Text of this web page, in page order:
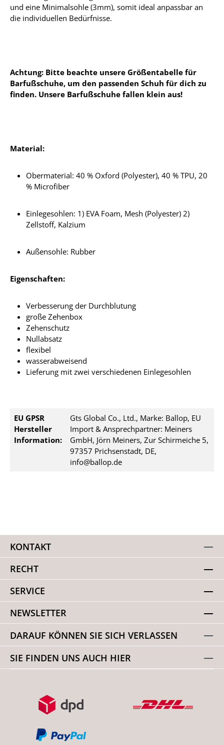
und eine Minimalsohle (3mm), somit ideal anpassbar an
die individuellen Bedürfnisse.
Achtung: Bitte beachte unsere Größentabelle für
Barfußschuhe, um den passenden Schuh für dich zu
finden. Unsere Barfußschuhe fallen klein aus!
Material:
Obermaterial: 40 % Oxford (Polyester), 40 % TPU, 20
% Microfiber
Einlegesohlen: 1) EVA Foam, Mesh (Polyester) 2)
Zellstoff, Kalzium
Außensohle: Rubber
Eigenschaften:
Verbesserung der Durchblutung
große Zehenbox
Zehenschutz
Nullabsatz
flexibel
wasserabweisend
Lieferung mit zwei verschiedenen Einlegesohlen
EU GPSR
Hersteller
Information:
Gts Global Co., Ltd., Marke: Ballop, EU
Import & Ansprechpartner: Meiners
GmbH, Jörn Meiners, Zur Schirmeiche 5,
97357 Prichsenstadt, DE,
info@ballop.de
KONTAKT
RECHT
SERVICE
NEWSLETTER
DARAUF KÖNNEN SIE SICH VERLASSEN
SIE FINDEN UNS AUCH HIER